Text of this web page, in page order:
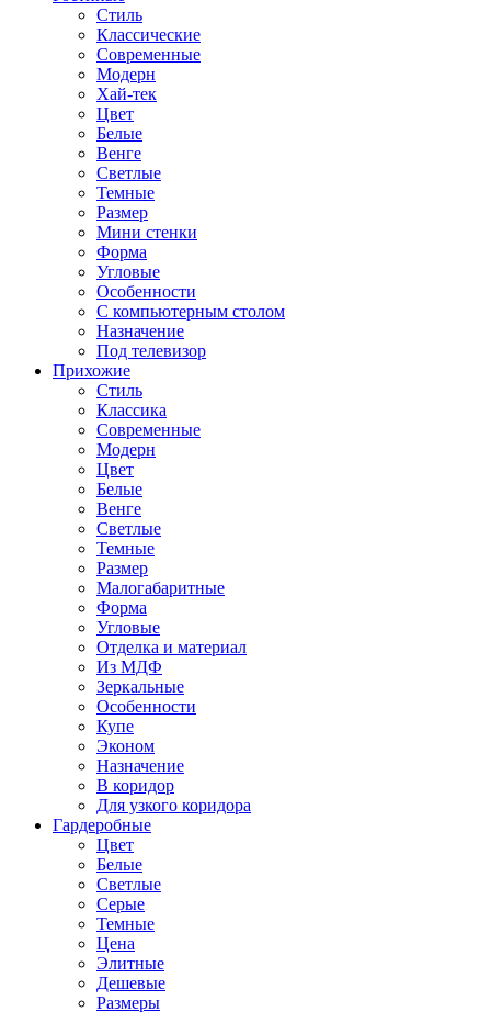
Стиль
Классические
Современные
Модерн
Хай-тек
Цвет
Белые
Венге
Светлые
Темные
Размер
Мини стенки
Форма
Угловые
Особенности
С компьютерным столом
Назначение
Под телевизор
Прихожие
Стиль
Классика
Современные
Модерн
Цвет
Белые
Венге
Светлые
Темные
Размер
Малогабаритные
Форма
Угловые
Отделка и материал
Из МДФ
Зеркальные
Особенности
Купе
Эконом
Назначение
В коридор
Для узкого коридора
Гардеробные
Цвет
Белые
Светлые
Серые
Темные
Цена
Элитные
Дешевые
Размеры